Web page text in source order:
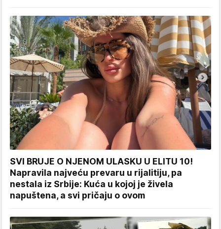
SVI BRUJE O NJENOM ULASKU U ELITU 10!
Napravila najveću prevaru u rijalitiju, pa
nestala iz Srbije: Kuća u kojoj je živela
napuštena, a svi pričaju o ovom